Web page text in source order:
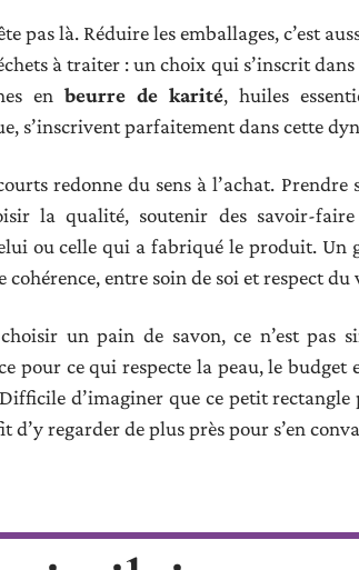
pas là. Réduire les emballages, c’est
à traiter : un choix qui s’inscrit
en beurre de karité, huiles
s’inscrivent parfaitement dans cette
redonne du sens à l’achat.
la qualité, soutenir des savoir-
ou celle qui a fabriqué le produit. Un
cohérence, entre soin de soi et respect
un pain de savon, ce n’est pas
pour ce qui respecte la peau, le
d’imaginer que ce petit
regarder de plus près pour s’en